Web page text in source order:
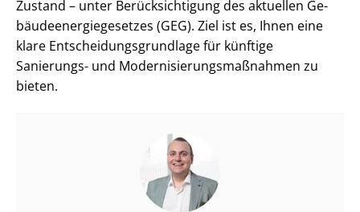
Zustand – unter Be­rück­sich­ti­gung des aktuellen Ge­
bäu­de­en­er­gie­ge­set­zes (GEG). Ziel ist es, Ihnen eine
klare Ent­schei­dungs­grund­la­ge für künftige
Sanierungs- und Mo­der­ni­sie­rungs­maß­nah­men zu
bieten.